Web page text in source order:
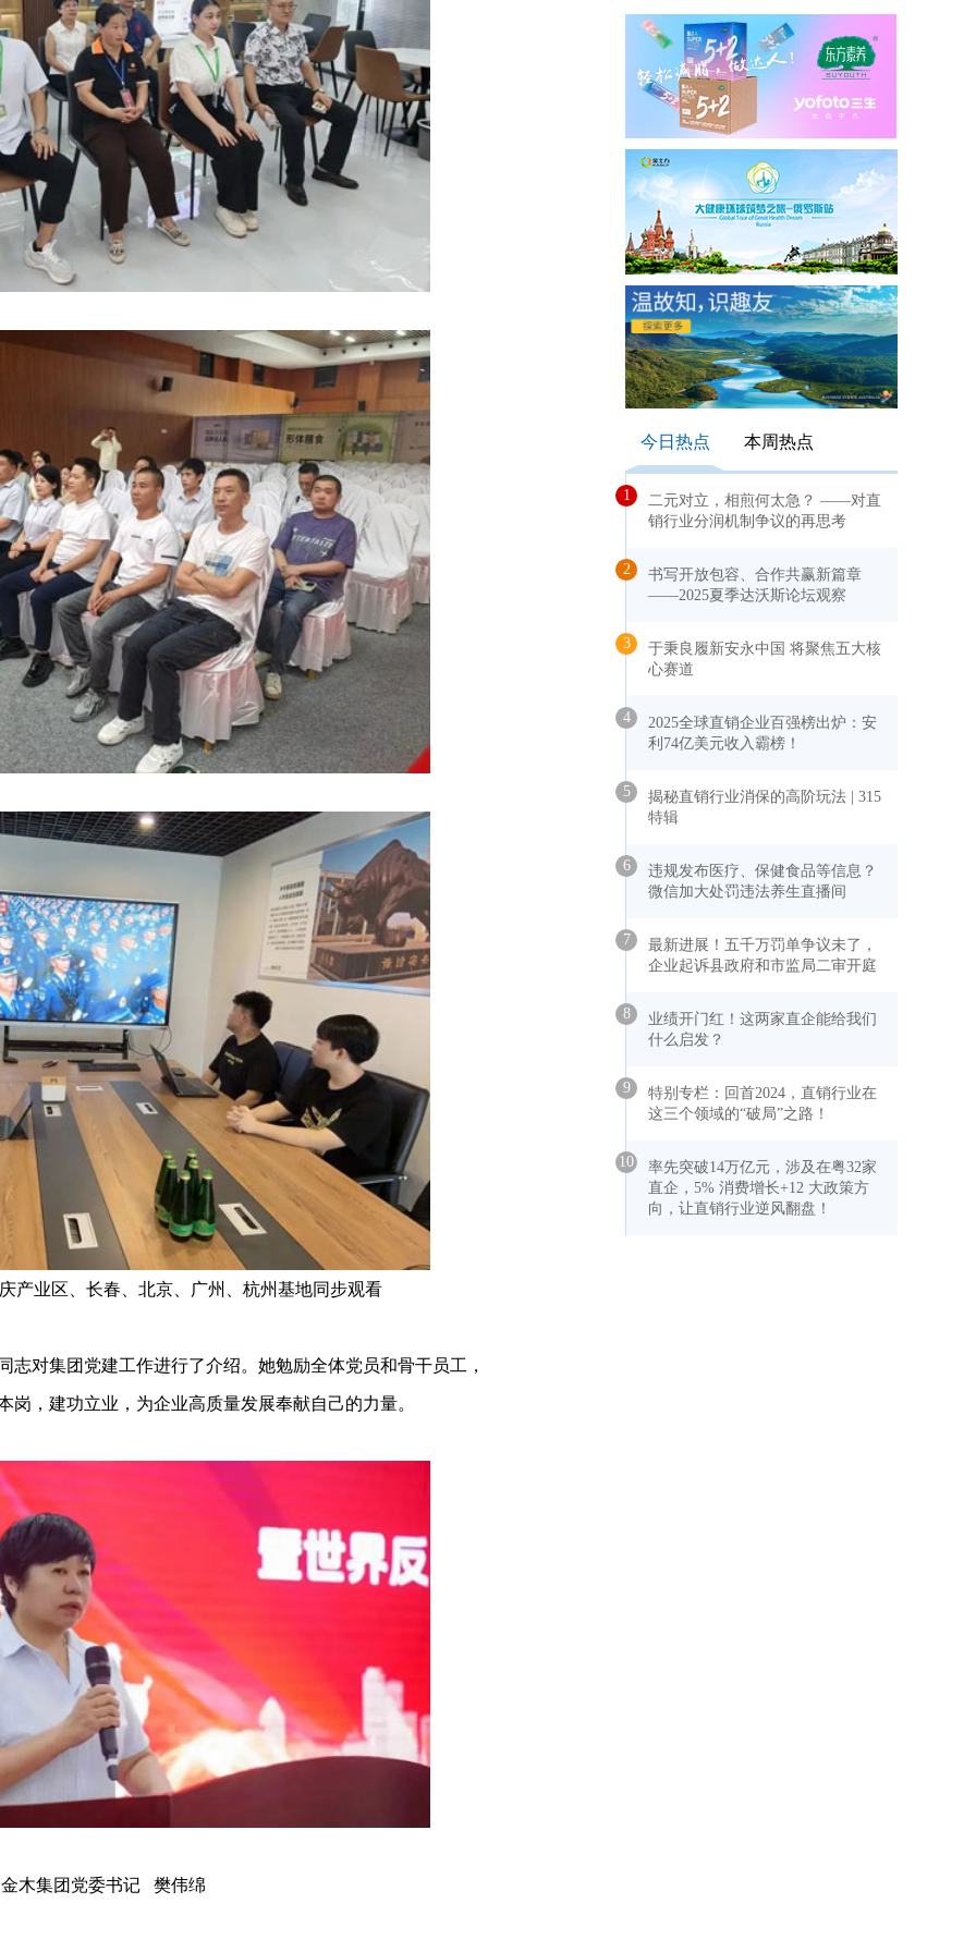
产业区、长春、北京、广州、杭州基地同步观看
志对集团党建工作进行了介绍。她勉励全体党员和骨干员工，
，建功立业，为企业高质量发展奉献自己的力量。
金木集团党委书记 樊伟绵
今日热点 本周热点
1
二元对立，相煎何太急？ ——对直
销行业分润机制争议的再思考
2
书写开放包容、合作共赢新篇章
——2025夏季达沃斯论坛观察
3
于秉良履新安永中国 将聚焦五大核
心赛道
4
2025全球直销企业百强榜出炉：安
利74亿美元收入霸榜！
5
揭秘直销行业消保的高阶玩法 | 315
特辑
6
违规发布医疗、保健食品等信息？
微信加大处罚违法养生直播间
7
最新进展！五千万罚单争议未了，
企业起诉县政府和市监局二审开庭
8
业绩开门红！这两家直企能给我们
什么启发？
9
特别专栏：回首2024，直销行业在
这三个领域的“破局”之路！
10
率先突破14万亿元，涉及在粤32家
直企，5% 消费增长+12 大政策方
向，让直销行业逆风翻盘！